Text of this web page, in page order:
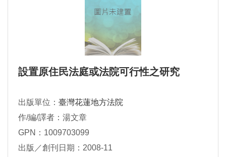
設置原住民法庭或法院可行性之研究
出版單位： 臺灣花蓮地方法院
作/編/譯者：湯文章
GPN：1009703099
出版／創刊日期：2008-11